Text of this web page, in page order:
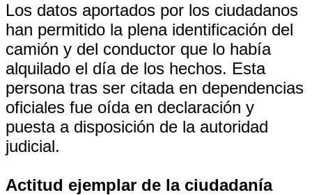
Los datos aportados por los ciudadanos
han permitido la plena identificación del
camión y del conductor que lo había
alquilado el día de los hechos. Esta
persona tras ser citada en dependencias
oficiales fue oída en declaración y
puesta a disposición de la autoridad
judicial.
Actitud ejemplar de la ciudadanía